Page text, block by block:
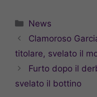
Categorie
News
Clamoroso
titolare, svelato il
Furto dopo il
svelato il bottino